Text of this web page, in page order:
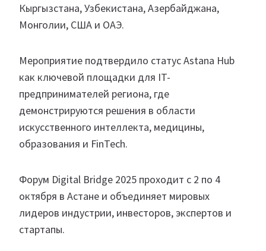
Кыргызстана, Узбекистана, Азербайджана,
Монголии, США и ОАЭ.
Мероприятие подтвердило статус Astana Hub
как ключевой площадки для IT-
предпринимателей региона, где
демонстрируются решения в области
искусственного интеллекта, медицины,
образования и FinTech.
Форум Digital Bridge 2025 проходит с 2 по 4
октября в Астане и объединяет мировых
лидеров индустрии, инвесторов, экспертов и
стартапы.